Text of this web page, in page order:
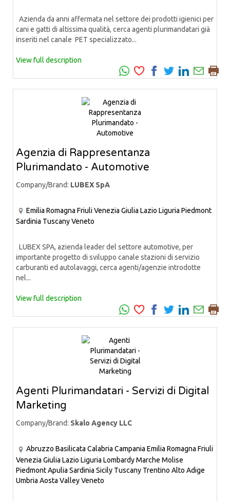
Azienda da anni affermata nel settore dei prodotti igienici per
cani e gatti di altissima qualità, cerca agenti plurimandatari già
inseriti nel canale PET specializzato...
View full description
Agenzia di Rappresentanza
Plurimandato - Automotive
Company/Brand: LUBEX SpA
Emilia Romagna Friuli Venezia Giulia Lazio Liguria Piedmont
Sardinia TuscanyVeneto
LUBEX SPA, azienda leader del settore automotive, per
importante progetto di sviluppo canale stazioni di servizio
carburanti ed autolavaggi, cerca agenti/agenzie introdotte
nel...
View full description
Agenti Plurimandatari - Servizi di Digital
Marketing
Company/Brand: Skalo Agency LLC
Abruzzo Basilicata Calabria Campania Emilia Romagna Friuli
Venezia Giulia Lazio Liguria LombardyMarche Molise
PiedmontApulia Sardinia Sicily Tuscany Trentino Alto Adige
Umbria Aosta ValleyVeneto